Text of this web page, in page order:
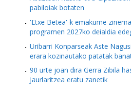
pabiloiak botaten
'Etxe Betea'-k emakume
programen 2027ko deialdia
Uribarri Konparseak Aste
erara kozinautako patatak
90 urte joan dira Gerra Zibila
Jaurlaritzea eratu zanetik